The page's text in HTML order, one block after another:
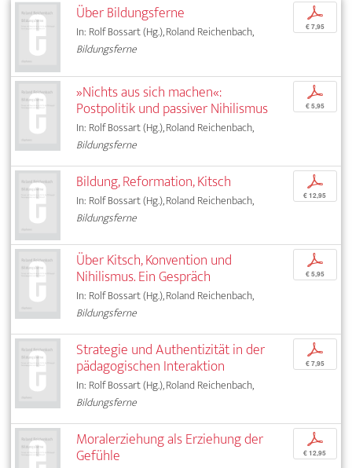
Über Bildungsferne
In: Rolf Bossart (Hg.), Roland Reichenbach,
Bildungsferne
p
€ 7,95
»Nichts aus sich machen«:
Postpolitik und passiver Nihilismus
In: Rolf Bossart (Hg.), Roland Reichenbach,
Bildungsferne
p
€ 5,95
Bildung, Reformation, Kitsch
In: Rolf Bossart (Hg.), Roland Reichenbach,
Bildungsferne
p
€ 12,95
Über Kitsch, Konvention und
Nihilismus. Ein Gespräch
In: Rolf Bossart (Hg.), Roland Reichenbach,
Bildungsferne
p
€ 5,95
Strategie und Authentizität in der
pädagogischen Interaktion
In: Rolf Bossart (Hg.), Roland Reichenbach,
Bildungsferne
p
€ 7,95
Moralerziehung als Erziehung der
Gefühle
p
€ 12,95